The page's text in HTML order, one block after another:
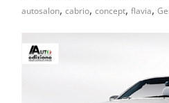
autosalon, cabrio, concept, flavia,